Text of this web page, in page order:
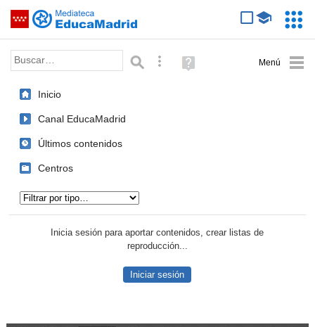
Saltar navegación
Palabra o frase: Búsqueda avanzada
Ayuda
(en
Inicio
Canal EducaMadrid
Últimos contenidos
Centros
Inicia sesión para aportar contenidos, crear listas de
reproducción...
Iniciar sesión